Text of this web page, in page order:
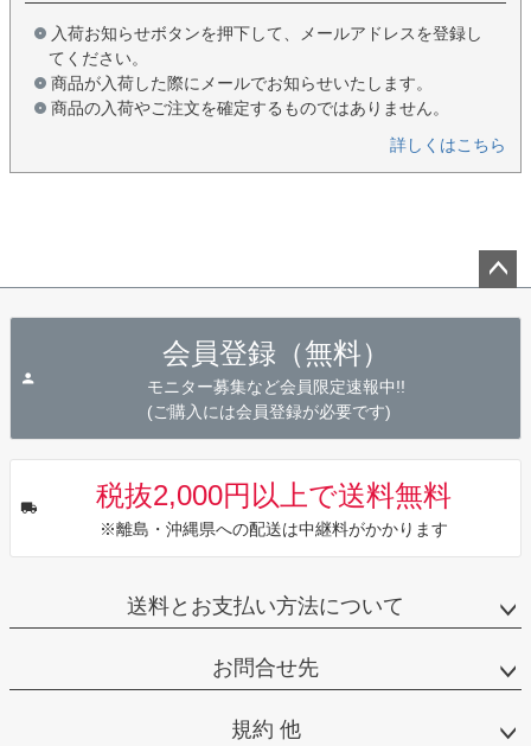
入荷お知らせボタンを押下して、メールアドレスを登録し
てください。
商品が入荷した際にメールでお知らせいたします。
商品の入荷やご注文を確定するものではありません。
詳しくはこちら
会員登録（無料）
モニター募集など会員限定速報中!!
(ご購入には会員登録が必要です)
税抜2,000円以上で送料無料
※離島・沖縄県への配送は中継料がかかります
送料とお支払い方法について
お問合せ先
規約 他